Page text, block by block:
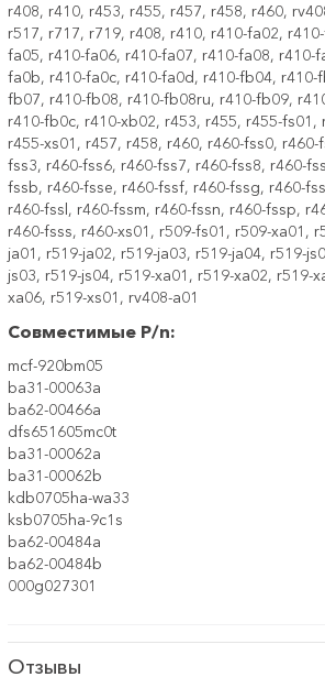
r408, r410, r453, r455, r457, r458, r460,
r517, r717, r719, r408, r410, r410-fa02,
fa05, r410-fa06, r410-fa07, r410-fa08, r410-
fa0b, r410-fa0c, r410-fa0d, r410-fb04, r410-
fb07, r410-fb08, r410-fb08ru, r410-fb09,
r410-fb0c, r410-xb02, r453, r455, r455-fs01,
r455-xs01, r457, r458, r460, r460-fss0,
fss3, r460-fss6, r460-fss7, r460-fss8, r460-
fssb, r460-fsse, r460-fssf, r460-fssg, r460-
r460-fssl, r460-fssm, r460-fssn, r460-fssp,
r460-fsss, r460-xs01, r509-fs01, r509-xa01,
ja01, r519-ja02, r519-ja03, r519-ja04, r519-
js03, r519-js04, r519-xa01, r519-xa02, r519-
xa06, r519-xs01, rv408-a01
Совместимые P/n:
mcf-920bm05
ba31-00063a
ba62-00466a
dfs651605mc0t
ba31-00062a
ba31-00062b
kdb0705ha-wa33
ksb0705ha-9c1s
ba62-00484a
ba62-00484b
000g027301
Отзывы